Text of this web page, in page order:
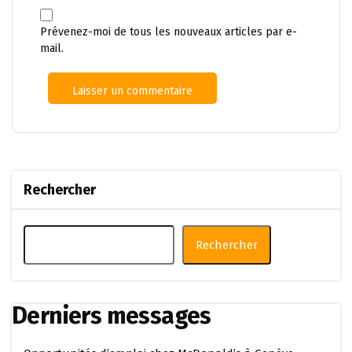
Prévenez-moi de tous les nouveaux articles par e-
mail.
Rechercher
Rechercher
Derniers messages